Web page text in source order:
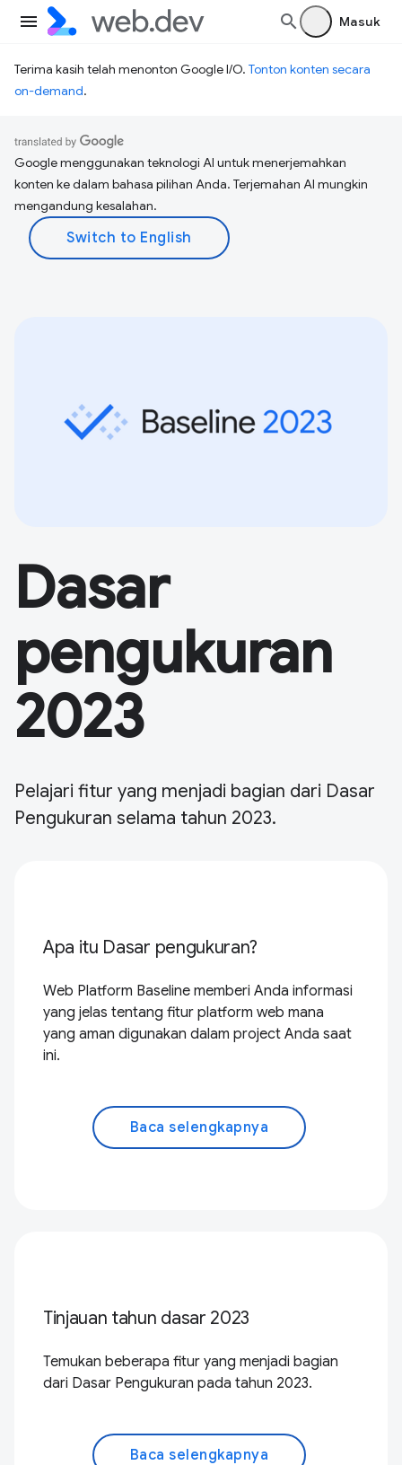
Masuk
Terima kasih telah menonton Google I/O. Tonton konten secara
on-demand.
Google menggunakan teknologi AI untuk menerjemahkan
konten ke dalam bahasa pilihan Anda. Terjemahan AI mungkin
mengandung kesalahan.
Dasar
pengukuran
2023
Pelajari fitur yang menjadi bagian dari Dasar
Pengukuran selama tahun 2023.
Apa itu Dasar pengukuran?
Web Platform Baseline memberi Anda informasi
yang jelas tentang fitur platform web mana
yang aman digunakan dalam project Anda saat
ini.
Baca selengkapnya
Tinjauan tahun dasar 2023
Temukan beberapa fitur yang menjadi bagian
dari Dasar Pengukuran pada tahun 2023.
Baca selengkapnya